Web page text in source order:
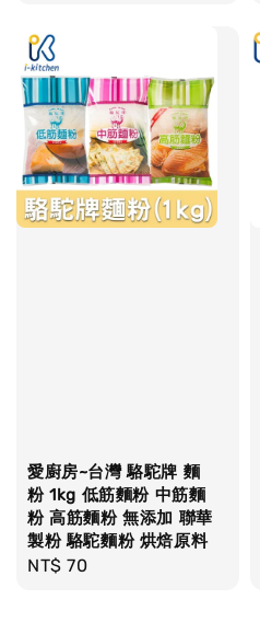
愛廚房~台灣 駱駝牌 麵
粉 1kg 低筋麵粉 中筋麵
粉 高筋麵粉 無添加 聯華
製粉 駱駝麵粉 烘焙原料
Regular
NT$ 70